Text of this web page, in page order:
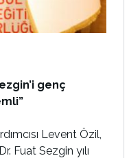
genç
Levent Özil,
Fuat Sezgin yılı